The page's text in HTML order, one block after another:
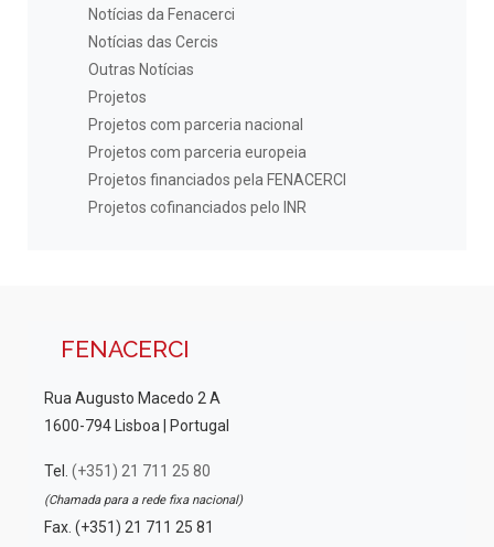
Notícias da Fenacerci
Notícias das Cercis
Outras Notícias
Projetos
Projetos com parceria nacional
Projetos com parceria europeia
Projetos financiados pela FENACERCI
Projetos cofinanciados pelo INR
FENACERCI
Rua Augusto Macedo 2 A
1600-794 Lisboa | Portugal
Tel. (+351) 21 711 25 80
(Chamada para a rede fixa nacional)
Fax. (+351) 21 711 25 81